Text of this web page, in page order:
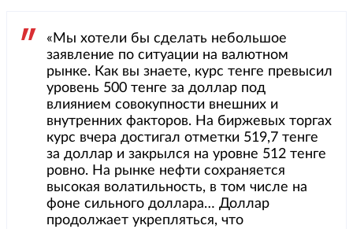
«Мы хотели бы сделать небольшое
заявление по ситуации на валютном
рынке. Как вы знаете, курс тенге превысил
уровень 500 тенге за доллар под
влиянием совокупности внешних и
внутренних факторов. На биржевых торгах
курс вчера достигал отметки 519,7 тенге
за доллар и закрылся на уровне 512 тенге
ровно. На рынке нефти сохраняется
высокая волатильность, в том числе на
фоне сильного доллара… Доллар
продолжает укрепляться, что